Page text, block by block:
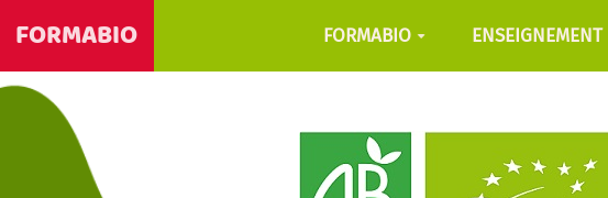
FORMABIO FORMABIO ENSEIGNEMENT